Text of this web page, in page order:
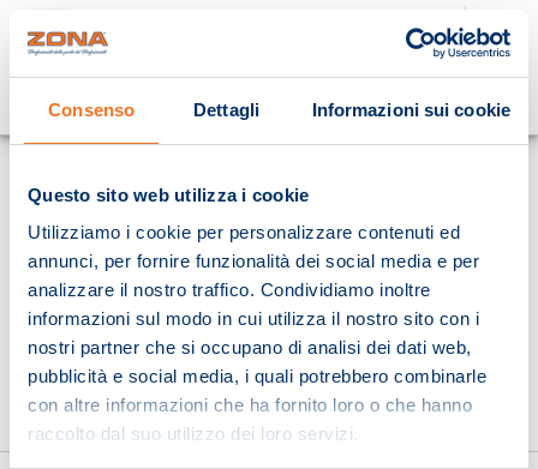
Consenso Dettagli Informazioni sui cookie
Questo sito web utilizza i cookie
Utilizziamo i cookie per personalizzare contenuti ed
annunci, per fornire funzionalità dei social media e per
analizzare il nostro traffico. Condividiamo inoltre
informazioni sul modo in cui utilizza il nostro sito con i
nostri partner che si occupano di analisi dei dati web,
pubblicità e social media, i quali potrebbero combinarle
con altre informazioni che ha fornito loro o che hanno
raccolto dal suo utilizzo dei loro servizi.
Cosa stai cercando?